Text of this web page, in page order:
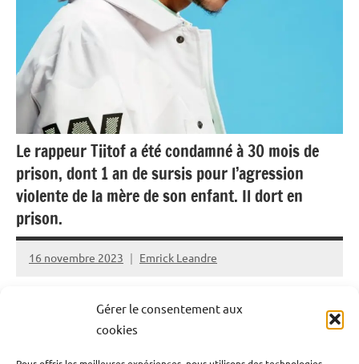
Gérer le consentement aux
cookies
Outremer
Le rappeur Tiitof a été condamné à 30 mois de
prison, dont 1 an de sursis pour l’agression
violente de la mère de son enfant. Il dort en
prison.
16 novembre 2023 Emrick Leandre
Loin des prestations scéniques et des studios
d’enregistrement, le chanteur Tiitof fait parler de lui